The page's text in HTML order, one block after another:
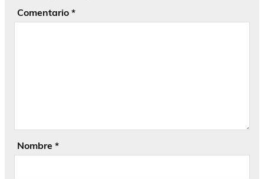
Comentario *
Nombre *